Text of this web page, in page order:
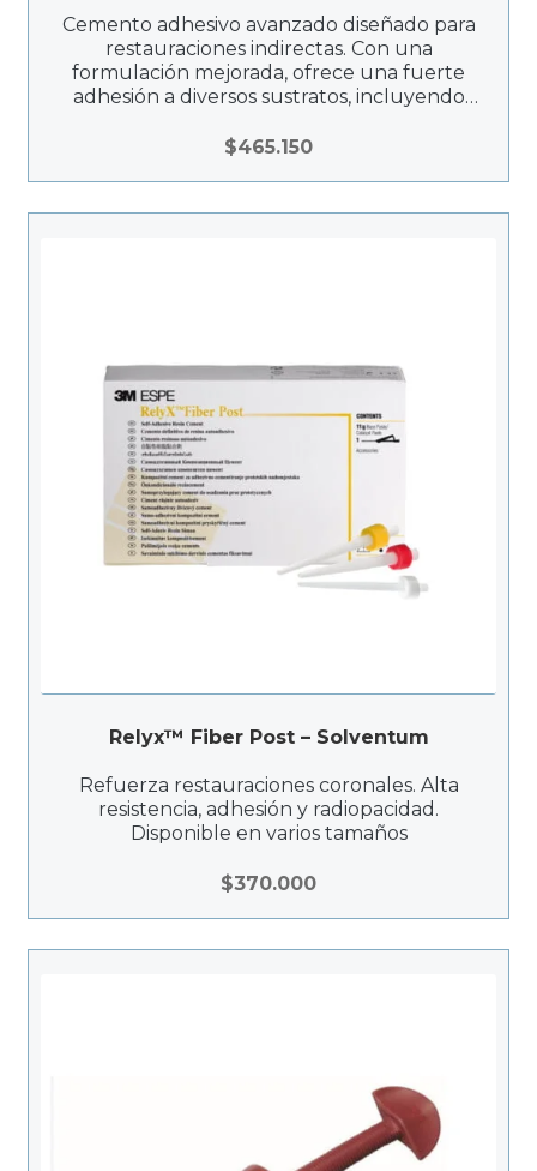
Cemento adhesivo avanzado diseñado para
restauraciones indirectas. Con una
formulación mejorada, ofrece una fuerte
adhesión a diversos sustratos, incluyendo
$465.150
Relyx™ Fiber Post – Solventum
Refuerza restauraciones coronales. Alta
resistencia, adhesión y radiopacidad.
Disponible en varios tamaños
$370.000